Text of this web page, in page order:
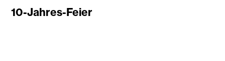
10-Jahres-Feier